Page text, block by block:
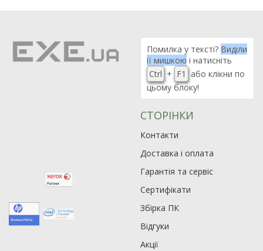
Помилка у тексті? Виділи
її мишкою і натисніть
Ctrl + F1
або клікни по
цьому блоку!
СТОРІНКИ
Контакти
Доставка і оплата
Гарантія та сервіс
Сертифікати
Збірка ПК
Відгуки
Акції